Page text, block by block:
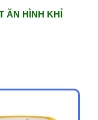
ĂN HÌNH KHỈ